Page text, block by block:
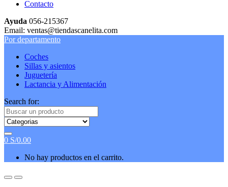
Contacto
Ayuda 056-215367
Email: ventas@tiendascanelita.com
Por departamento
Coches
Sillas y asientos
Juguetería
Lactancia y Alimentación
Search for:
0 S/0.00
No hay productos en el carrito.